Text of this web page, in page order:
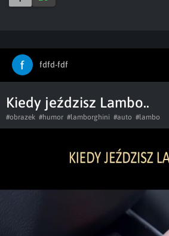
fdfd-fdf
Kiedy jeździsz Lambo..
#obrazek #humor #lamborghini #auto #lambo